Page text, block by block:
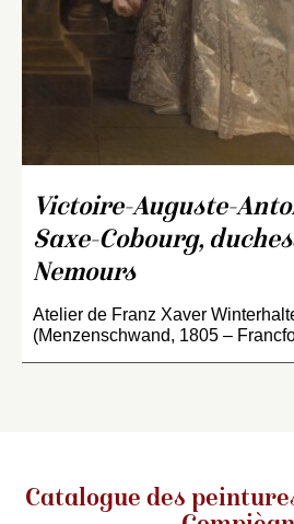
Victoire-Auguste-
Saxe-Cobourg,
Nemours
Atelier de Franz Xaver
(Menzenschwand, 1805 –
Catalogue des